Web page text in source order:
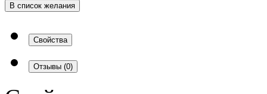
В список желания
Свойства
Отзывы (0)